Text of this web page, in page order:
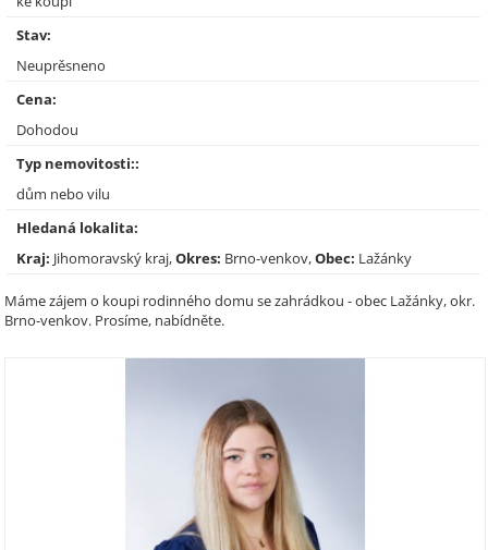
Stav:
Neuprěsneno
Cena:
Dohodou
Typ nemovitosti::
dům nebo vilu
Hledaná lokalita:
Kraj: Jihomoravský kraj,Okres: Brno-venkov,Obec: Lažánky
Máme zájem o koupi rodinného domu se zahrádkou - obec Lažánky, okr.
Brno-venkov. Prosíme, nabídněte.